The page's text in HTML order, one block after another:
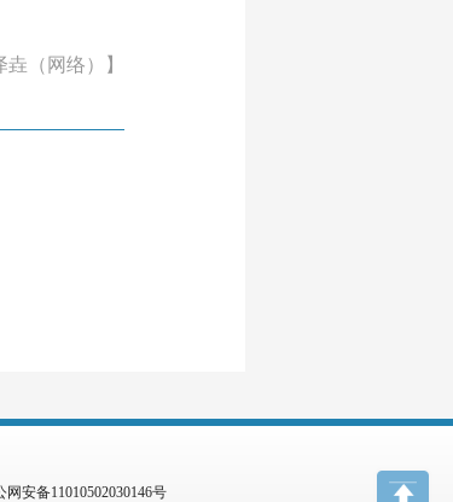
（网络）】
网安备11010502030146号